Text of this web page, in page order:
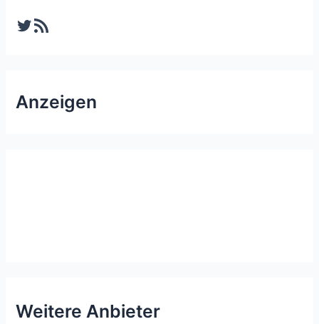
Twitter RSS-Feed
Anzeigen
Weitere Anbieter